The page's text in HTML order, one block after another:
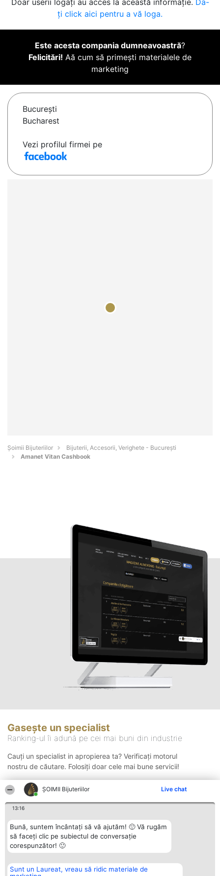
ŞOIMII Bijuteriilor Live chat
13:16
Bună, suntem încântați să vă ajutăm! 🙂 Vă rugăm
să faceți clic pe subiectul de conversație
corespunzător! 🙂
Sunt un Laureat, vreau să ridic materiale de
Doar userii logați au acces la această informație. Da-
ți click aici pentru a vă loga.
Este acesta compania dumneavoastră?
Felicitări! Aă cum să primești materialele de
marketing
Bucureşti
Bucharest
Vezi profilul firmei pe
Şoimii Bijuteriilor
Bijuterii, Accesorii, Verighete - Bucureşti
Amanet Vitan Cashbook
Gasește un specialist
Ranking-ul îi adună pe cei mai buni din industrie
Cauți un specialist in apropierea ta? Verificați motorul
nostru de căutare. Folosiți doar cele mai bune servicii!
Organizator Ranking Plebiscyt Contact